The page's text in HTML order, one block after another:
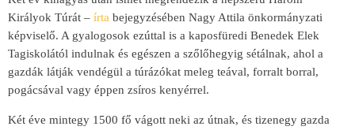
Királyok Túrát – írta bejegyzésében Nagy Attila önkormányzati
képviselő. A gyalogosok ezúttal is a kaposfüredi Benedek Elek
Tagiskolától indulnak és egészen a szőlőhegyig sétálnak, ahol a
gazdák látják vendégül a túrázókat meleg teával, forralt borral,
pogácsával vagy éppen zsíros kenyérrel.
Két éve mintegy 1500 fő vágott neki az útnak, és tizenegy gazda